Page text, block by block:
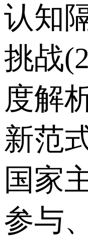
认知
挑战
度解
新范
国家
参与